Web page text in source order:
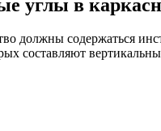
углы в
должны содержаться
составляют